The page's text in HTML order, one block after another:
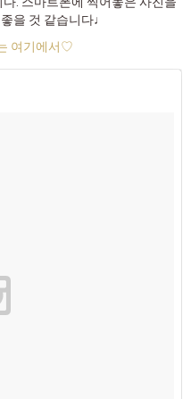
을 것 같습니다♩
여기에서♡